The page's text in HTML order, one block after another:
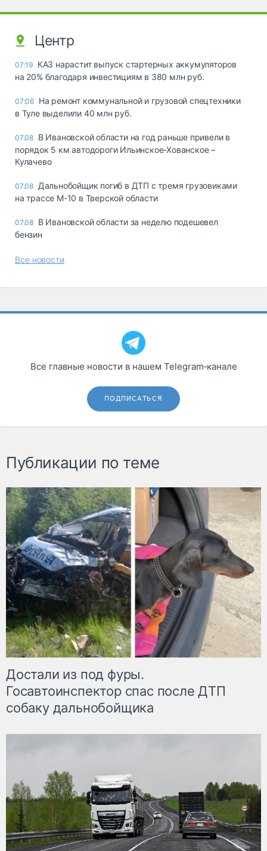
Центр
07:19 КАЗ нарастит выпуск стартерных аккумуляторов
на 20% благодаря инвестициям в 380 млн руб.
07:06 На ремонт коммунальной и грузовой спецтехники
в Туле выделили 40 млн руб.
07.08 В Ивановской области на год раньше привели в
порядок 5 км автодороги Ильинское-Хованское –
Кулачево
07.08 Дальнобойщик погиб в ДТП с тремя грузовиками
на трассе М-10 в Тверской области
07.08 В Ивановской области за неделю подешевел
бензин
Все новости
Все главные новости в нашем Telegram‑канале
ПОДПИСАТЬСЯ
Публикации по теме
Достали из под фуры.
Госавтоинспектор спас после ДТП
собаку дальнобойщика